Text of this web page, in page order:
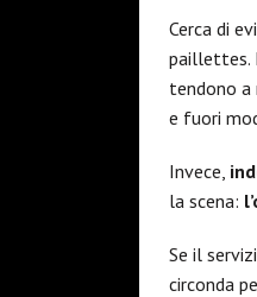
Cerca di
paillettes.
tendono a
e fuori
Invece,
la scena:
Se il
circonda